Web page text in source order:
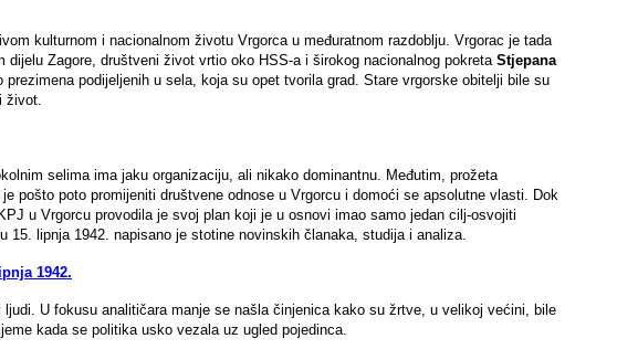
kulturnom i nacionalnom životu Vrgorca u međuratnom razdoblju. Vrgorac je tada
Zagore, društveni život vrtio oko HSS-a i širokog nacionalnog pokreta Stjepana
prezimena podijeljenih u sela, koja su opet tvorila grad. Stare vrgorske obitelji bile su
život.
selima ima jaku organizaciju, ali nikako dominantnu. Međutim, prožeta
pošto poto promijeniti društvene odnose u Vrgorcu i domoći se apsolutne vlasti. Dok
u Vrgorcu provodila je svoj plan koji je u osnovi imao samo jedan cilj-osvojiti
lipnja 1942. napisano je stotine novinskih članaka, studija i analiza.
1942.
U fokusu analitičara manje se našla činjenica kako su žrtve, u velikoj većini, bile
kada se politika usko vezala uz ugled pojedinca.